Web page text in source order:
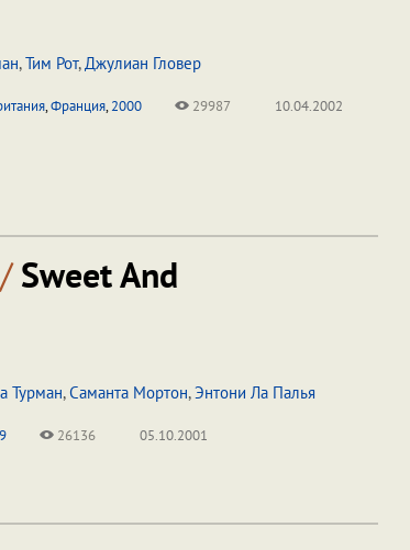
,Тим Рот,Джулиан Гловер
,Франция,2000 29987 10.04.2002
/Sweet And
Турман,Саманта Мортон,Энтони Ла Палья
26136 05.10.2001